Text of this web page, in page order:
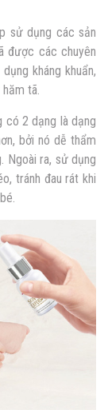
sử dụng các sản
được các chuyên
kháng khuẩn,
tã.
có 2 dạng là dạng
bởi nó dễ thẩm
Ngoài ra, sử dụng
tránh đau rát khi